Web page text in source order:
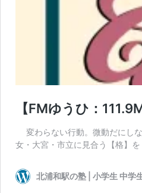
【FMゆうひ：
変わらない行動。微動だにし
女・大宮・市立に見合う【格】
北浦和駅の塾 | 小学生 中学